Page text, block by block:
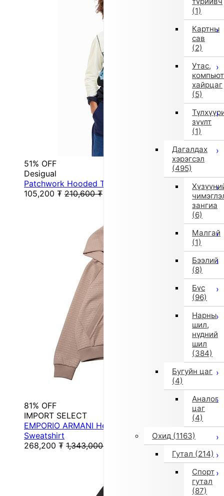
(1)
Картны
сав
(2)
Утас,
хайрцаг
(5)
зүүлт
(1)
Дагалдах
хэрэгсэл
(495)
зангиа
(6)
Малгай
(1)
Бээлий
(8)
Бүс
(96)
Нарны
шил,
нүдний
шил
(384)
Бугуйн цаг
(4)
Аналог
цаг
(4)
Охид (1163)
Гутал (214)
Спорт
гутал
(87)
51% OFF
Desigual
Patchwork Hooded T-Shirt (White)
105,200 ₮ 210,600 ₮
81% OFF
IMPORT SELECT
EMPORIO ARMANI Heavyweight Cut-and-Sew
Sweatshirt
268,200 ₮ 1,343,000